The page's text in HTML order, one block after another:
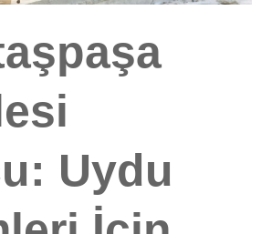
Uydu